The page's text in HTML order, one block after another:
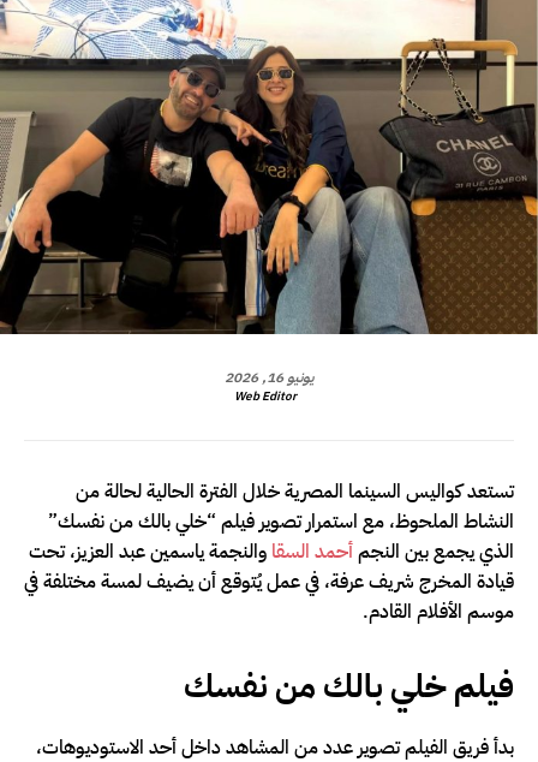
يونيو 16, 2026
Web Editor
تستعد كواليس السينما المصرية خلال الفترة الحالية لحالة من
النشاط الملحوظ، مع استمرار تصوير فيلم “خلي بالك من نفسك”
الذي يجمع بين النجمأحمد السقا والنجمة ياسمين عبد العزيز، تحت
قيادة المخرج شريف عرفة، في عمل يُتوقع أن يضيف لمسة مختلفة في
موسم الأفلام القادم.
فيلم خلي بالك من نفسك
بدأ فريق الفيلم تصوير عدد من المشاهد داخل أحد الاستوديوهات،